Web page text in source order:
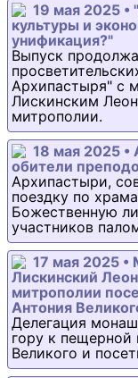
19 мая 2025 •
культуры и
унификация?"
Выпуск
Архипастыря" с
Лискинским
митрополии.
18 мая 2025 •
обители
Архипастыри,
поездку по
Божественную
участников
17 мая 2025
Лискинский
митрополии
Антония
Делегация
гору к пещерной
Великого и